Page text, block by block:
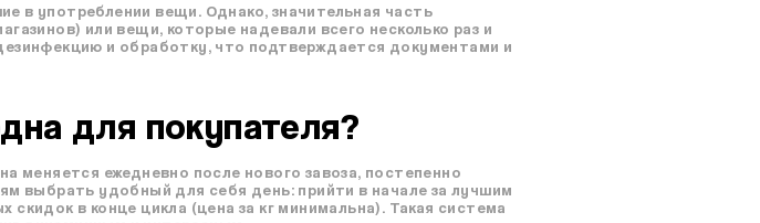
в употреблении вещи. Однако, значительная часть
или вещи, которые надевали всего несколько раз и
и обработку, что подтверждается документами и
для покупателя?
меняется ежедневно после нового завоза, постепенно
выбрать удобный для себя день: прийти в начале за лучшим
в конце цикла (цена за кг минимальна). Такая система